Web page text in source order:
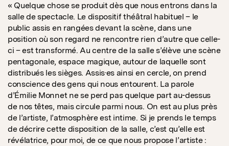
« Quelque chose se produit dès que nous entrons dans la
salle de spectacle. Le dispositif théâtral habituel – le
public assis en rangées devant la scène, dans une
position où son regard ne rencontre rien d’autre que celle-
ci – est transformé. Au centre de la salle s’élève une scène
pentagonale, espace magique, autour de laquelle sont
distribués les sièges. Assis·es ainsi en cercle, on prend
conscience des gens qui nous entourent. La parole
d’Émilie Monnet ne se perd pas quelque part au-dessus
de nos têtes, mais circule parmi nous. On est au plus près
de l’artiste, l’atmosphère est intime. Si je prends le temps
de décrire cette disposition de la salle, c’est qu’elle est
révélatrice, pour moi, de ce que nous propose l’artiste :